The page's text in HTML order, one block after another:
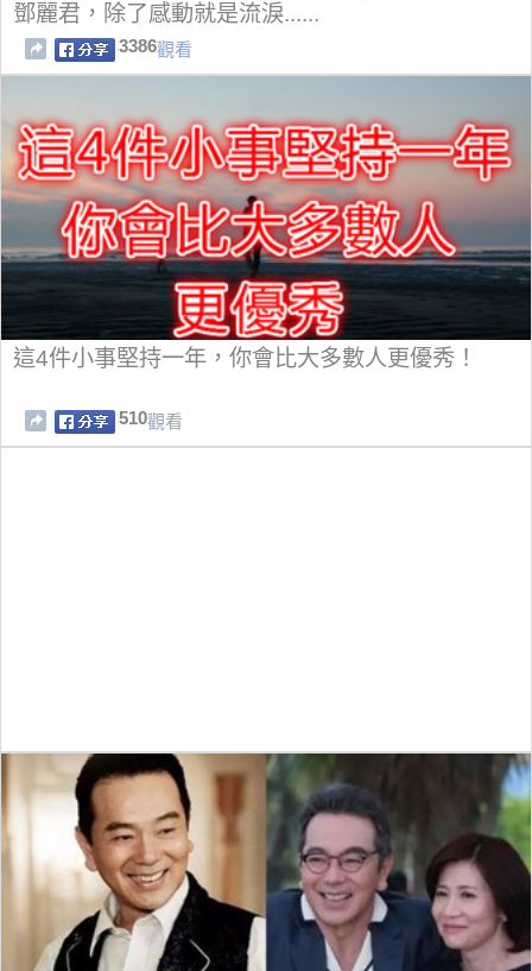
鄧麗君，除了感動就是流淚......
3386觀看
這4件小事堅持一年，你會比大多數人更優秀！
510觀看